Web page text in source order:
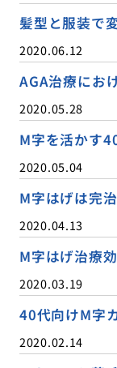
髪型と服装で
2020.06.12
AGA治療にお
2020.05.28
M字を活かす
2020.05.04
M字はげは完
2020.04.13
M字はげ治療
2020.03.19
40代向けM字
2020.02.14